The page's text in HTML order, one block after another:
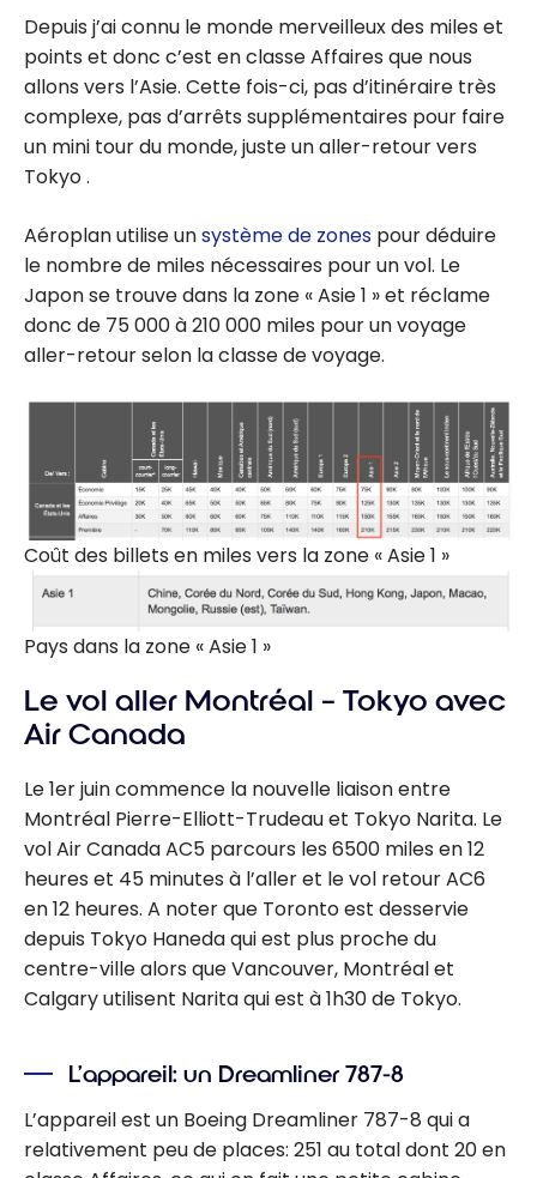
Depuis j’ai connu le monde merveilleux des miles et
points et donc c’est en classe Affaires que nous
allons vers l’Asie. Cette fois-ci, pas d’itinéraire très
complexe, pas d’arrêts supplémentaires pour faire
un mini tour du monde, juste un aller-retour vers
Tokyo .
Aéroplan utilise unsystème de zones pour déduire
le nombre de miles nécessaires pour un vol. Le
Japon se trouve dans la zone « Asie 1 » et réclame
donc de 75 000 à 210 000 miles pour un voyage
aller-retour selon la classe de voyage.
Coût des billets en miles vers la zone « Asie 1 »
Pays dans la zone « Asie 1 »
Le vol aller Montréal – Tokyo avec
Air Canada
Le 1er juin commence la nouvelle liaison entre
Montréal Pierre-Elliott-Trudeau et Tokyo Narita. Le
vol Air Canada AC5 parcours les 6500 miles en 12
heures et 45 minutes à l’aller et le vol retour AC6
en 12 heures. A noter que Toronto est desservie
depuis Tokyo Haneda qui est plus proche du
centre-ville alors que Vancouver, Montréal et
Calgary utilisent Narita qui est à 1h30 de Tokyo.
L’appareil: un Dreamliner 787-8
L’appareil est un Boeing Dreamliner 787-8 qui a
relativement peu de places: 251 au total dont 20 en